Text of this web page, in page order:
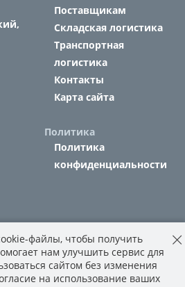
Поставщикам
Складская логистика
Транспортная
логистика
Контакты
Карта сайта
Политика
Политика
конфиденциальности
файлы, чтобы получить
нам улучшить сервис для
сайтом без изменения
на использование ваших